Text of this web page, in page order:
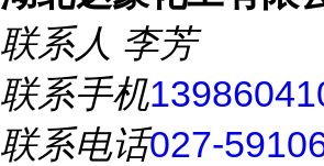
联系人 李芳
联系手机
联系电话027-